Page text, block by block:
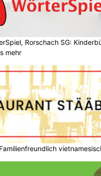
Rorschach SG:
mehr